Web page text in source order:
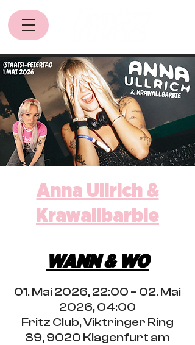
Anna Ullrich &
Krawallbarbie
WANN & WO
01. Mai 2026, 22:00 – 02. Mai
2026, 04:00
Fritz Club, Viktringer Ring
39, 9020 Klagenfurt am